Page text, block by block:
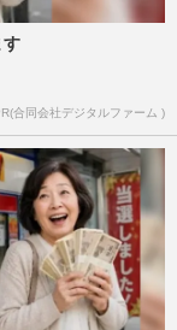
す
合同会社デジタルファーム )